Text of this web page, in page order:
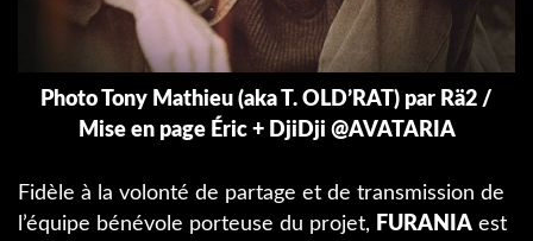
Photo Tony Mathieu (aka T. OLD’RAT) par Rä2 /
Mise en page Éric + DjiDji @AVATARIA
Fidèle à la volonté de partage et de transmission de
l’équipe bénévole porteuse du projet, FURANIA est